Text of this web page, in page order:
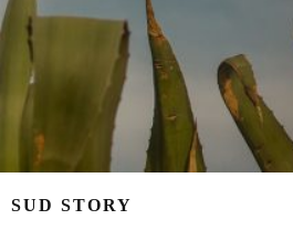
SUD STORY